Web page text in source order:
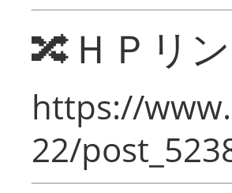
🔀ＨＰリ
https://
22/